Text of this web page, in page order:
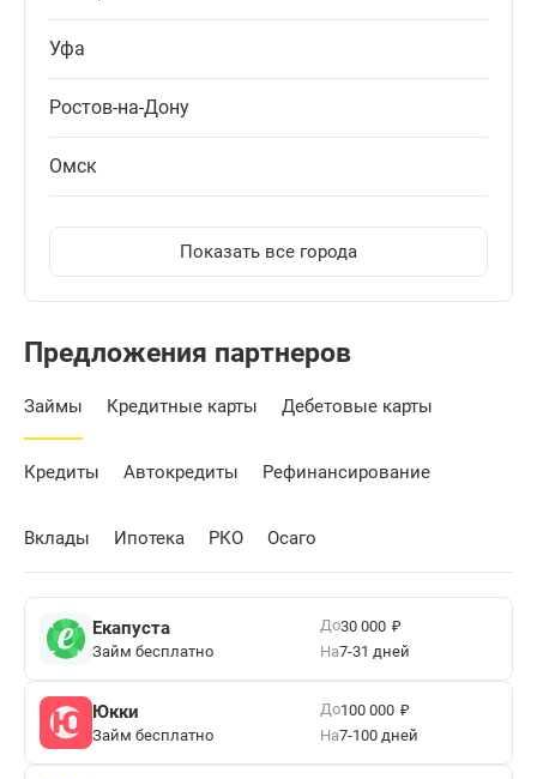
Уфа
Ростов-на-Дону
Омск
Показать все города
Предложения партнеров
Займы Кредитные карты Дебетовые карты
Кредиты Автокредиты Рефинансирование
Вклады Ипотека РКО Осаго
Екапуста
Займ бесплатно
До30 000 ₽
На7-31 дней
Юкки
Займ бесплатно
До100 000 ₽
На7-100 дней